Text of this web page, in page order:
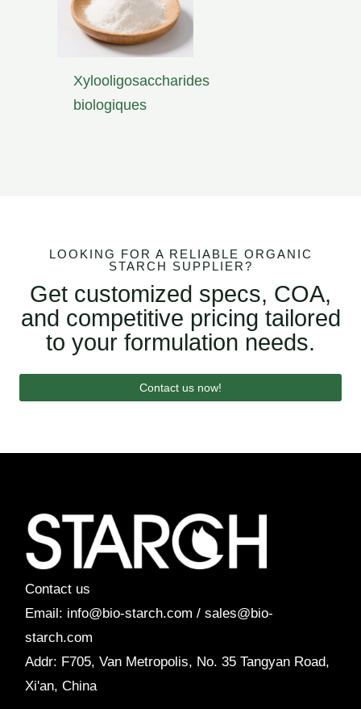
Xylooligosaccharides
biologiques
LOOKING FOR A RELIABLE ORGANIC
STARCH SUPPLIER?
Get customized specs, COA,
and competitive pricing tailored
to your formulation needs.
Contact us now!
Contact us
Email: info@bio-starch.com / sales@bio-
starch.com
Addr: F705, Van Metropolis, No. 35 Tangyan Road,
Xi'an, China